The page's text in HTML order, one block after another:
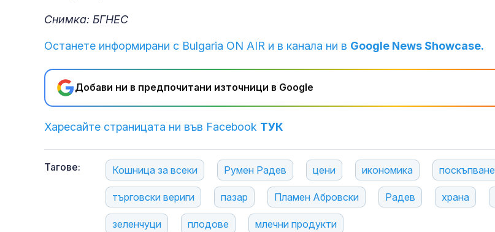
Снимка: БГНЕС
Останете информирани с Bulgaria ON AIR и в канала ни в Google News Showcase.
Добави ни в предпочитани източници в Google
Харесайте страницата ни във Facebook ТУК
Тагове: Кошница за всеки Румен Радев цени икономика поскъпване
търговски вериги пазар Пламен Абровски Радев храна
зеленчуци плодове млечни продукти